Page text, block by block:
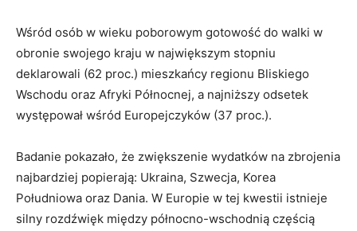
Wśród osób w wieku poborowym gotowość do walki w
obronie swojego kraju w największym stopniu
deklarowali (62 proc.) mieszkańcy regionu Bliskiego
Wschodu oraz Afryki Północnej, a najniższy odsetek
występował wśród Europejczyków (37 proc.).
Badanie pokazało, że zwiększenie wydatków na zbrojenia
najbardziej popierają: Ukraina, Szwecja, Korea
Południowa oraz Dania. W Europie w tej kwestii istnieje
silny rozdźwięk między północno-wschodnią częścią